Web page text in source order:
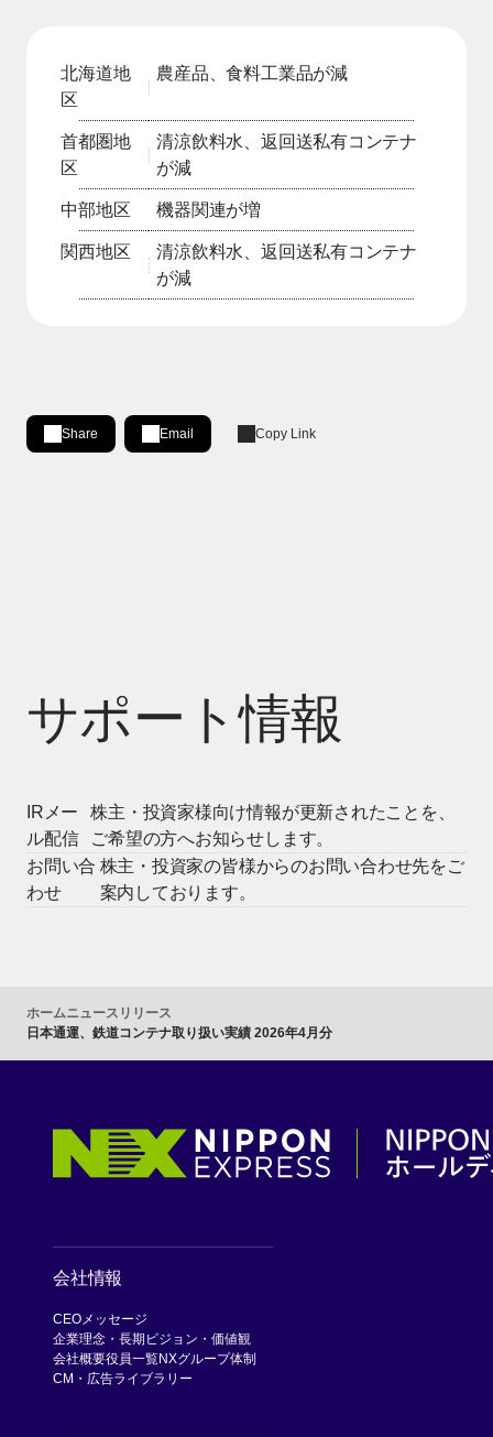
北海道地
区
農産品、食料工業品が減
首都圏地
区
清涼飲料水、返回送私有コンテナ
が減
中部地区 機器関連が増
関西地区
清涼飲料水、返回送私有コンテナ
が減
Share
Share on LinkedIn
[Open in new window]
Email Copy Link
サポート情報
IRメー
ル配信
株主・投資家様向け情報が更新されたことを、
ご希望の方へお知らせします。
お問い合
わせ
株主・投資家の皆様からのお問い合わせ先をご
案内しております。
ホームニュースリリース
日本通運、鉄道コンテナ取り扱い実績 2026年4月分
会社情報
CEOメッセージ
企業理念・長期ビジョン・価値観
会社概要役員一覧NXグループ体制
CM・広告ライブラリー